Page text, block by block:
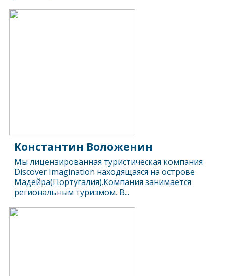
Константин Воложенин
Мы лицензированная туристическая компания
Discover Imagination находящаяся на острове
Мадейра(Португалия).Компания занимается
региональным туризмом. В...